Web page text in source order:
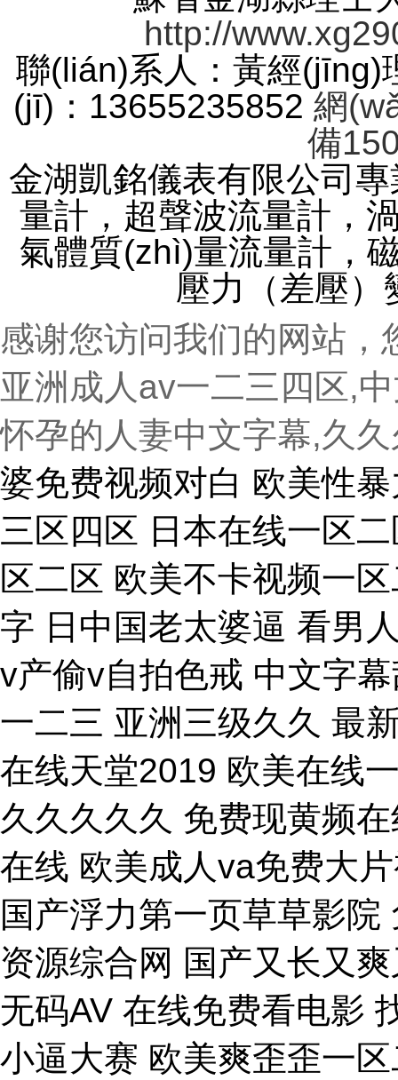
http://
聯(lián)系人：黃經(jīng)
(jī)：13655235852 網
備
金湖凱銘儀表有限公司
量計，超聲波流量計，渦
氣體質(zhì)量流量計
壓力（差壓）
感谢您访问我们的网站，
亚洲成人av一二三四区,
怀孕的人妻中文字幕,久